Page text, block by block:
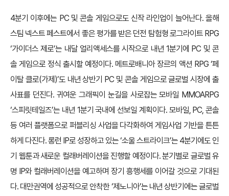
4분기 이후에는 PC 및 콘솔 게임으로도 신작 라인업이 늘어난다. 올해
스팀 넥스트 페스트에서 좋은 평가를 받은 던전 탐험형 로그라이트 RPG
‘가이더스 제로’는 내달 얼리액세스를 시작으로 내년 1분기에 PC 및 콘
솔 게임으로 정식 출시할 예정이다. 메트로배니아 장르의 액션 RPG ‘페
이탈 클로(가제)’도 내년 상반기 PC 및 콘솔 게임으로 글로벌 시장에 출
사표를 던진다. 귀여운 그래픽이 눈길을 사로잡는 모바일 MMOARPG
‘스피릿테일즈’는 내년 1분기 국내에 선보일 계획이다. 모바일, PC, 콘솔
등 여러 플랫폼으로 퍼블리싱 사업을 다각화하여 게임사업 기반을 튼튼
하게 다진다. 롱런 IP로 성장하고 있는 ‘소울 스트라이크’는 4분기에도 인
기 웹툰과 새로운 컬래버레이션을 진행할 예정이다. 분기별로 글로벌 유
명 IP와 컬래버레이션을 예고하며 장기 흥행세를 이어갈 것으로 기대된
다. 대만권역에 성공적으로 안착한 ‘제노니아’는 내년 상반기에는 글로벌